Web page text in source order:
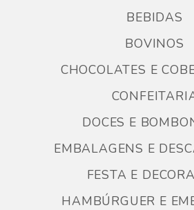
BEBIDAS
BOVINOS
CHOCOLATES E
DOCES E
EMBALAGENS E
FESTA E
HAMBÚRGUER E